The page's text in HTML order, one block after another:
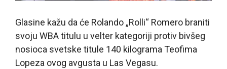
Glasine kažu da će Rolando „Rolli“ Romero braniti
svoju WBA titulu u velter kategoriji protiv bivšeg
nosioca svetske titule 140 kilograma Teofima
Lopeza ovog avgusta u Las Vegasu.